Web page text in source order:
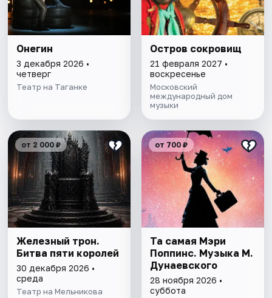
Онегин
3 декабря 2026 •
четверг
Театр на Таганке
Остров сокровищ
21 февраля 2027 •
воскресенье
Московский
международный дом
музыки
от 2 000 ₽
Железный трон.
Битва пяти королей
30 декабря 2026 •
среда
Театр на Мельникова
от 700 ₽
Та самая Мэри
Поппинс. Музыка М.
Дунаевского
28 ноября 2026 •
суббота